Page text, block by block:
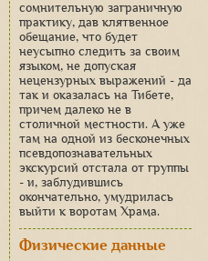
сомнительную заграничную
практику, дав клятвенное
обещание, что будет
неусыпно следить за своим
языком, не допуская
нецензурных выражений - да
так и оказалась на Тибете,
причем далеко не в
столичной местности. А уже
там на одной из бесконечных
псевдопознавательных
экскурсий отстала от группы
- и, заблудившись
окончательно, умудрилась
выйти к воротам Храма.
Физические данные